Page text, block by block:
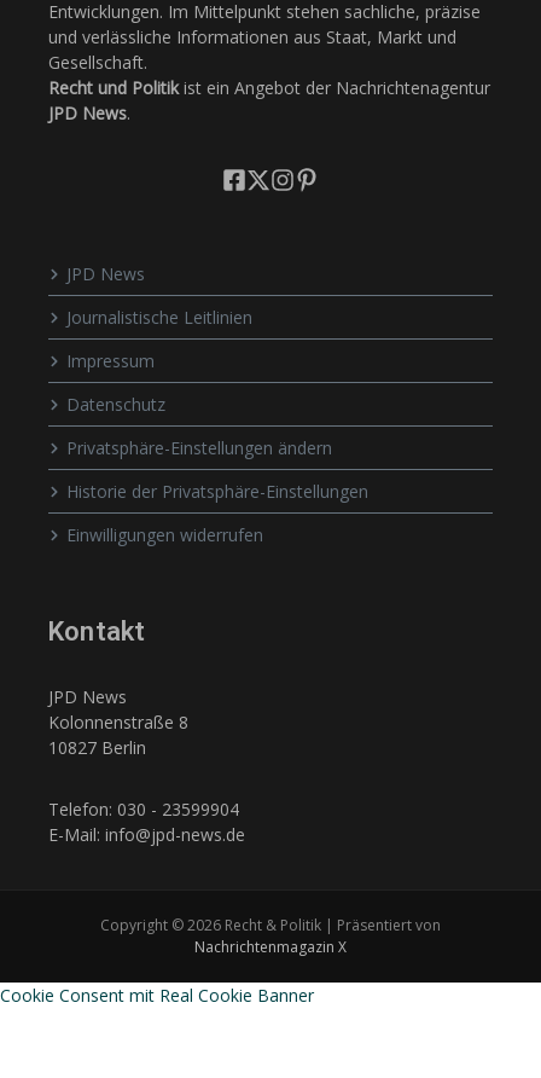
Entwicklungen. Im Mittelpunkt stehen sachliche, präzise
und verlässliche Informationen aus Staat, Markt und
Gesellschaft.
Recht und Politikist ein Angebot der Nachrichtenagentur
JPD News.
JPD News
Journalistische Leitlinien
Impressum
Datenschutz
Privatsphäre-Einstellungen ändern
Historie der Privatsphäre-Einstellungen
Einwilligungen widerrufen
Kontakt
JPD News
Kolonnenstraße 8
10827 Berlin
Telefon: 030 - 23599904
E-Mail: info@jpd-news.de
Copyright © 2026 Recht & Politik | Präsentiert von
Nachrichtenmagazin X
Cookie Consent mit Real Cookie Banner